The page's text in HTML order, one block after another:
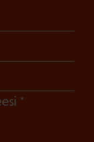
(Pakollinen)